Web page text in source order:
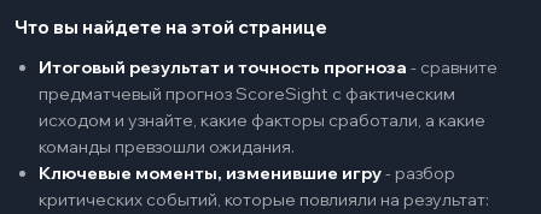
Что вы найдете на этой странице
Итоговый результат и точность прогноза - сравните
предматчевый прогноз ScoreSight с фактическим
исходом и узнайте, какие факторы сработали, а какие
команды превзошли ожидания.
Ключевые моменты, изменившие игру- разбор
критических событий, которые повлияли на результат: